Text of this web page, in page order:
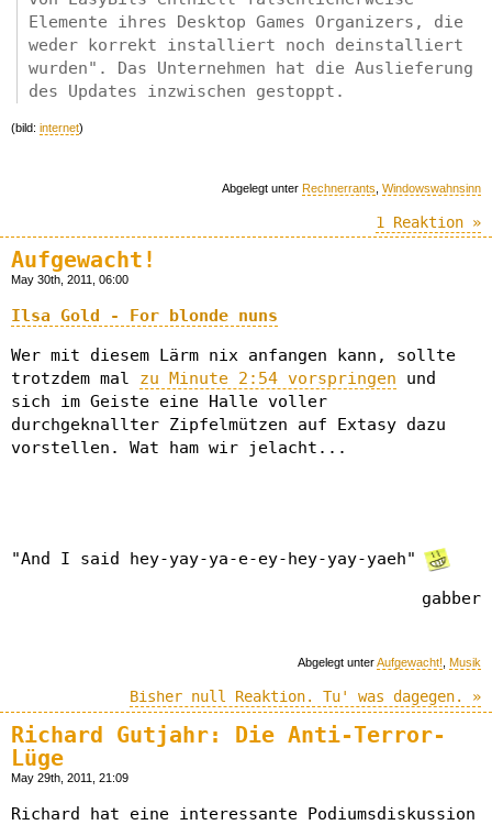
Elemente ihres Desktop Games Organizers, die
weder korrekt installiert noch deinstalliert
wurden". Das Unternehmen hat die Auslieferung
des Updates inzwischen gestoppt.
(bild: internet)
Abgelegt unter Rechnerrants Windowswahnsinn
1 Reaktion »
Aufgewacht!
May 30th, 2011, 06:00
Ilsa Gold - For blonde nuns
Wer mit diesem Lärm nix anfangen kann, sollte
trotzdem mal zu Minute 2:54 vorspringen und
sich im Geiste eine Halle voller
durchgeknallter Zipfelmützen auf Extasy dazu
vorstellen. Wat ham wir jelacht...
"And I said hey-yay-ya-e-ey-hey-yay-yaeh"
gabber
Abgelegt unterAufgewacht! Musik
Bisher null Reaktion. Tu' was dagegen. »
Richard Gutjahr: Die Anti-Terror-
Lüge
May 29th, 2011, 21:09
Richard hat eine interessante Podiumsdiskussion